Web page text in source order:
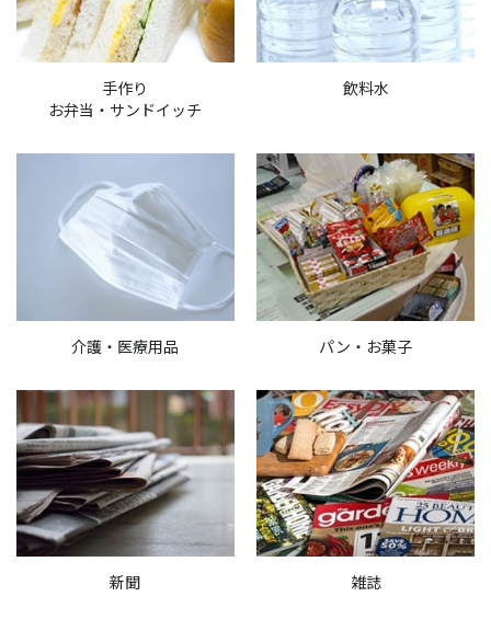
手作り
お弁当・サンドイッチ
飲料水
介護・医療用品 パン・お菓子
新聞 雑誌